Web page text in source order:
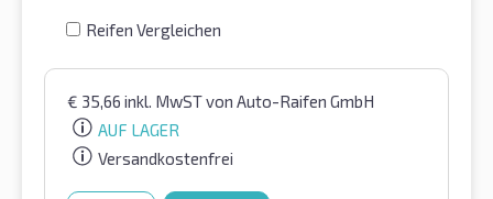
Reifen Vergleichen
€ 35,66 inkl. MwSTvon Auto-Raifen GmbH
AUF LAGER
Versandkostenfrei